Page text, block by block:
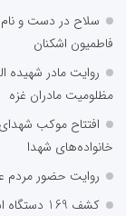
پایگاه خبری
آتش نشانی و
امیرحسین باقری
مشاور و مدرس بورس
سلاح در دست و
فاطمیون اشکنان
روایت مادر شهیده
مظلومیت مادران غزه
افتتاح موکب
خانواده‌های شهدا
روایت حضور مردم
کشف 169